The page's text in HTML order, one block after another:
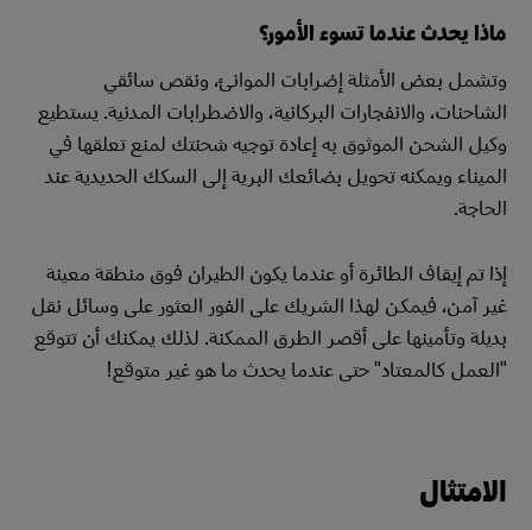
ماذا يحدث عندما تسوء الأمور؟
وتشمل بعض الأمثلة إضرابات الموانئ، ونقص سائقي
الشاحنات، والانفجارات البركانية، والاضطرابات المدنية. يستطيع
وكيل الشحن الموثوق به إعادة توجيه شحنتك لمنع تعلقها في
الميناء ويمكنه تحويل بضائعك البرية إلى السكك الحديدية عند
الحاجة.
إذا تم إيقاف الطائرة أو عندما يكون الطيران فوق منطقة معينة
غير آمن، فيمكن لهذا الشريك على الفور العثور على وسائل نقل
بديلة وتأمينها على أقصر الطرق الممكنة. لذلك يمكنك أن تتوقع
"العمل كالمعتاد" حتى عندما يحدث ما هو غير متوقع!
الامتثال